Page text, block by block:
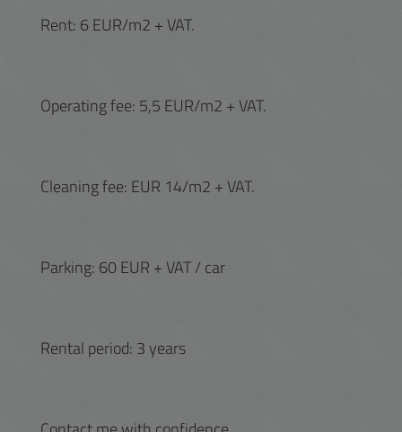
Rent: 6 EUR/m2 + VAT.
Operating fee: 5,5 EUR/m2 + VAT.
Cleaning fee: EUR 14/m2 + VAT.
Parking: 60 EUR + VAT / car
Rental period: 3 years